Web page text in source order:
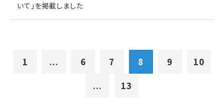
いて」を掲載しました
1 ... 6 7 8 9
10
...
13